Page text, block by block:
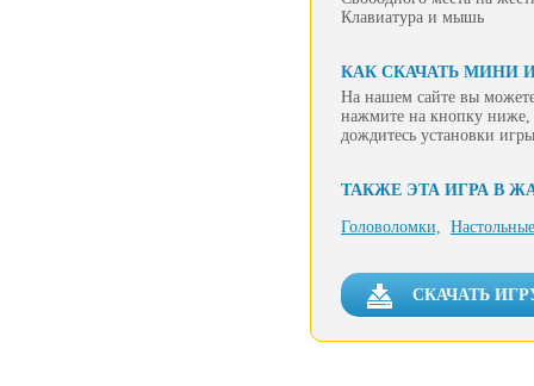
Клавиатура и мышь
КАК СКАЧАТЬ МИНИ
На нашем сайте вы
нажмите на кнопку ниже,
дождитесь установки
ТАКЖЕ ЭТА ИГРА В
Головоломки,
СКАЧАТЬ